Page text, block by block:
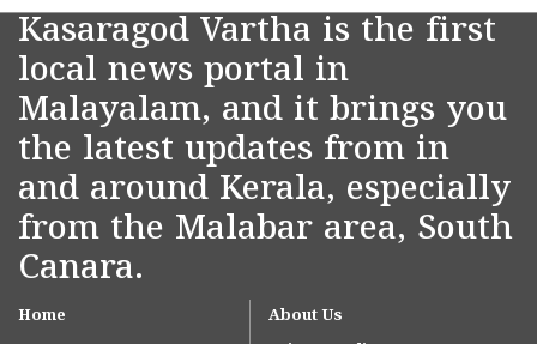
Kasaragod Vartha is the first
local news portal in
Malayalam, and it brings you
the latest updates from in
and around Kerala, especially
from the Malabar area, South
Canara.
Home
About Us